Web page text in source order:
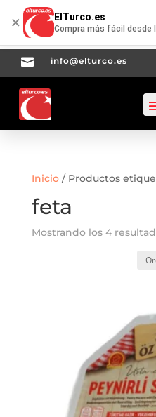
 info@elturco.es
Inicio/ Productos
feta
Mostrando los 4
× ElTurco.es
Compra más fácil desde